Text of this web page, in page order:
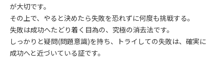
が大切です。
その上で、やると決めたら失敗を恐れずに何度も挑戦する。
失敗は成功へたどり着く目為の、究極の消去法です。
しっかりと疑問(問題意識)を持ち、トライしての失敗は、確実に
成功へと近づいている証です。